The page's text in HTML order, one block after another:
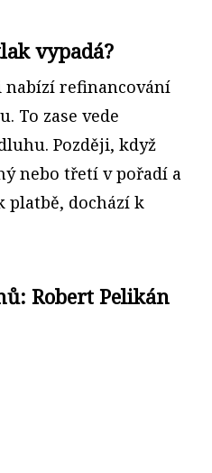
vypadá?
nabízí refinancování
To zase vede
Později, když
nebo třetí v pořadí a
platbě, dochází k
Robert Pelikán